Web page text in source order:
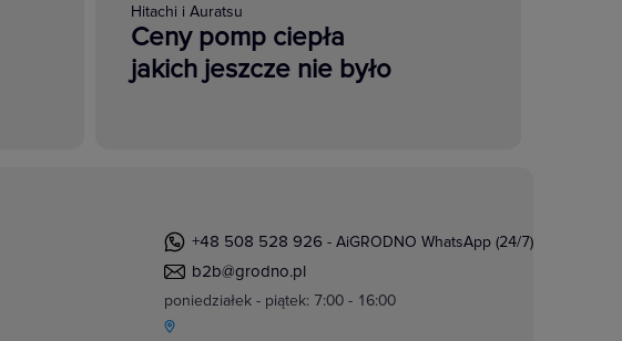
Hitachi i Auratsu
Ceny pomp ciepła
jakich jeszcze nie było
+48 508 528 926 - AiGRODNO WhatsApp (24/7)
b2b@grodno.pl
poniedziałek - piątek: 7:00 - 16:00